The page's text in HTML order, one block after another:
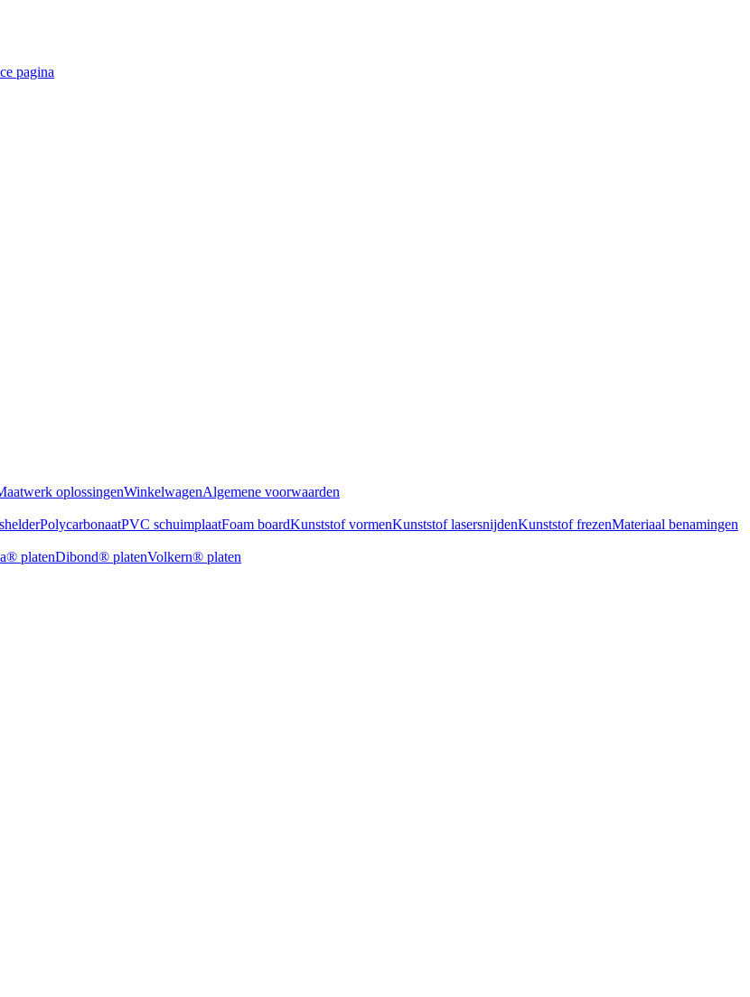
pagina
oplossingenWinkelwagenAlgemene voorwaarden
PolycarbonaatPVC schuimplaatFoam boardKunststof vormenKunststof lasersnijdenKunststof frezenMateriaal benamingen
platenDibond® platenVolkern® platen